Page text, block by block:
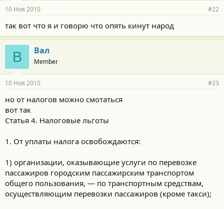
10 Ноя 2010 #22
так вот что я и говорю что опять кинут народ
В Вал
Member
10 Ноя 2010 #23
но от налогов можно смотаться
вот так
Статья 4. Налоговые льготы
1. От уплаты налога освобождаются:
1) организации, оказывающие услуги по перевозке
пассажиров городским пассажирским транспортом
общего пользования, — по транспортным средствам,
осуществляющим перевозки пассажиров (кроме такси);